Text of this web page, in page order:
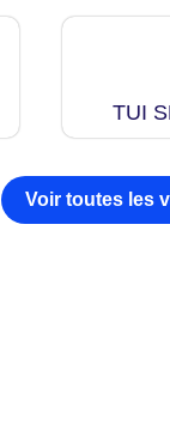
TUI
Voir toutes les